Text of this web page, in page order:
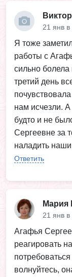
21 янв в
Я тоже
работы с
сильно болела
третий день
нам исчезли.
будто и не
Сергеевне за
наладить
Ответить
Мария
21 янв в
Агафья
реагировать
волнуйтесь,